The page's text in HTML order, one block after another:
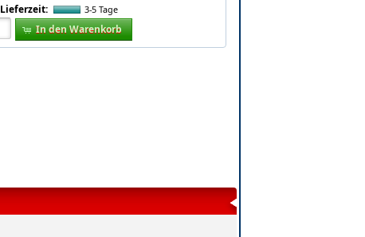
Lieferzeit: 3-5 Tage
In den Warenkorb